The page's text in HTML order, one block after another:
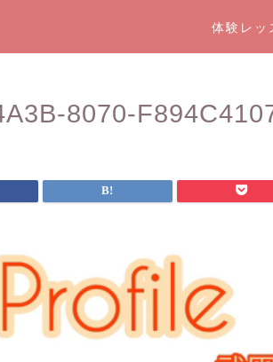
体験レッ
8070-